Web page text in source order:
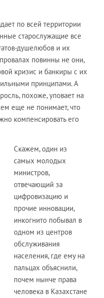
по всей территории
старослужащие все
душелюбов и их
повинны не они,
кризис и банкиры с их
принципами. А
похоже, уповает на
еще не понимает, что
компенсировать его
Скажем, один из
самых молодых
министров,
отвечающий за
цифровизацию и
прочие инновации,
инкогнито побывал в
одном из центров
обслуживания
населения, где ему на
пальцах объяснили,
почем нынче права
человека в Казахстане